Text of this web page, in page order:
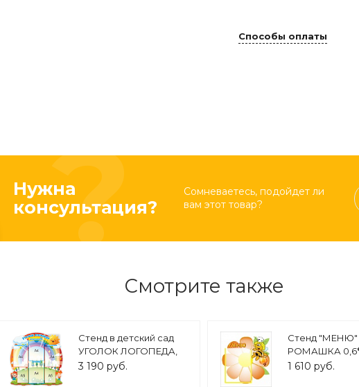
Способы оплаты
Нужна
консультация?
Сомневаетесь, подойдет ли
вам этот товар?
Смотрите также
Стенд в детский сад
УГОЛОК ЛОГОПЕДА,
Радуга, солнце, звезды,
3 190 руб.
Стенд "МЕНЮ"
РОМАШКА
фигурный 1
1 610 руб.